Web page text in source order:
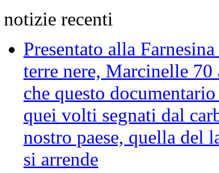
notizie recenti
Presentato alla
terre nere, Marcinelle
che questo
quei volti segnati dal
nostro paese, quella del
si arrende